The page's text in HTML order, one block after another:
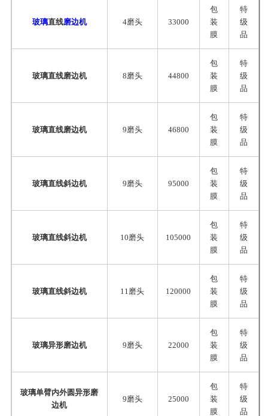
玻璃直线磨边机 4磨头 33000
包
装
膜
特
级
品
玻璃直线磨边机 8磨头 44800
包
装
膜
特
级
品
玻璃直线磨边机 9磨头 46800
包
装
膜
特
级
品
玻璃直线斜边机 9磨头 95000
包
装
膜
特
级
品
玻璃直线斜边机 10磨头 105000
包
装
膜
特
级
品
玻璃直线斜边机 11磨头 120000
包
装
膜
特
级
品
玻璃异形磨边机 9磨头 22000
包
装
膜
特
级
品
玻璃单臂内外圆异形磨
边机
9磨头 25000
包
装
膜
特
级
品